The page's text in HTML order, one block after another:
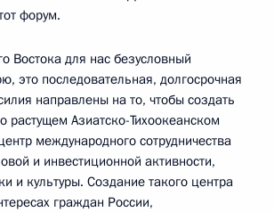
форум.
Востока для нас безусловный
это последовательная, долгосрочная
направлены на то, чтобы создать
растущем Азиатско-Тихоокеанском
международного сотрудничества
и инвестиционной активности,
и культуры. Создание такого центра
граждан России,